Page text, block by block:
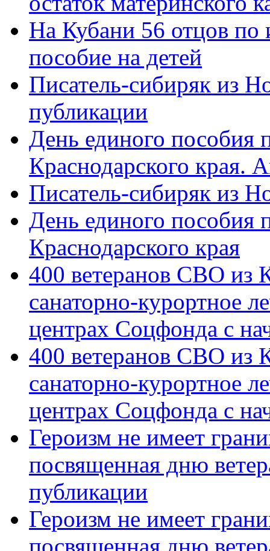
На Кубани 56 отцов по
пособие на детей
Писатель-сибиряк из
публикации
День единого пособия
Краснодарского края.
Писатель-сибиряк из
День единого пособия
Краснодарского края
400 ветеранов СВО из
санаторно-курортное
центрах Соцфонда с
400 ветеранов СВО из
санаторно-курортное
центрах Соцфонда с
Героизм не имеет
посвященная дню
публикации
Героизм не имеет